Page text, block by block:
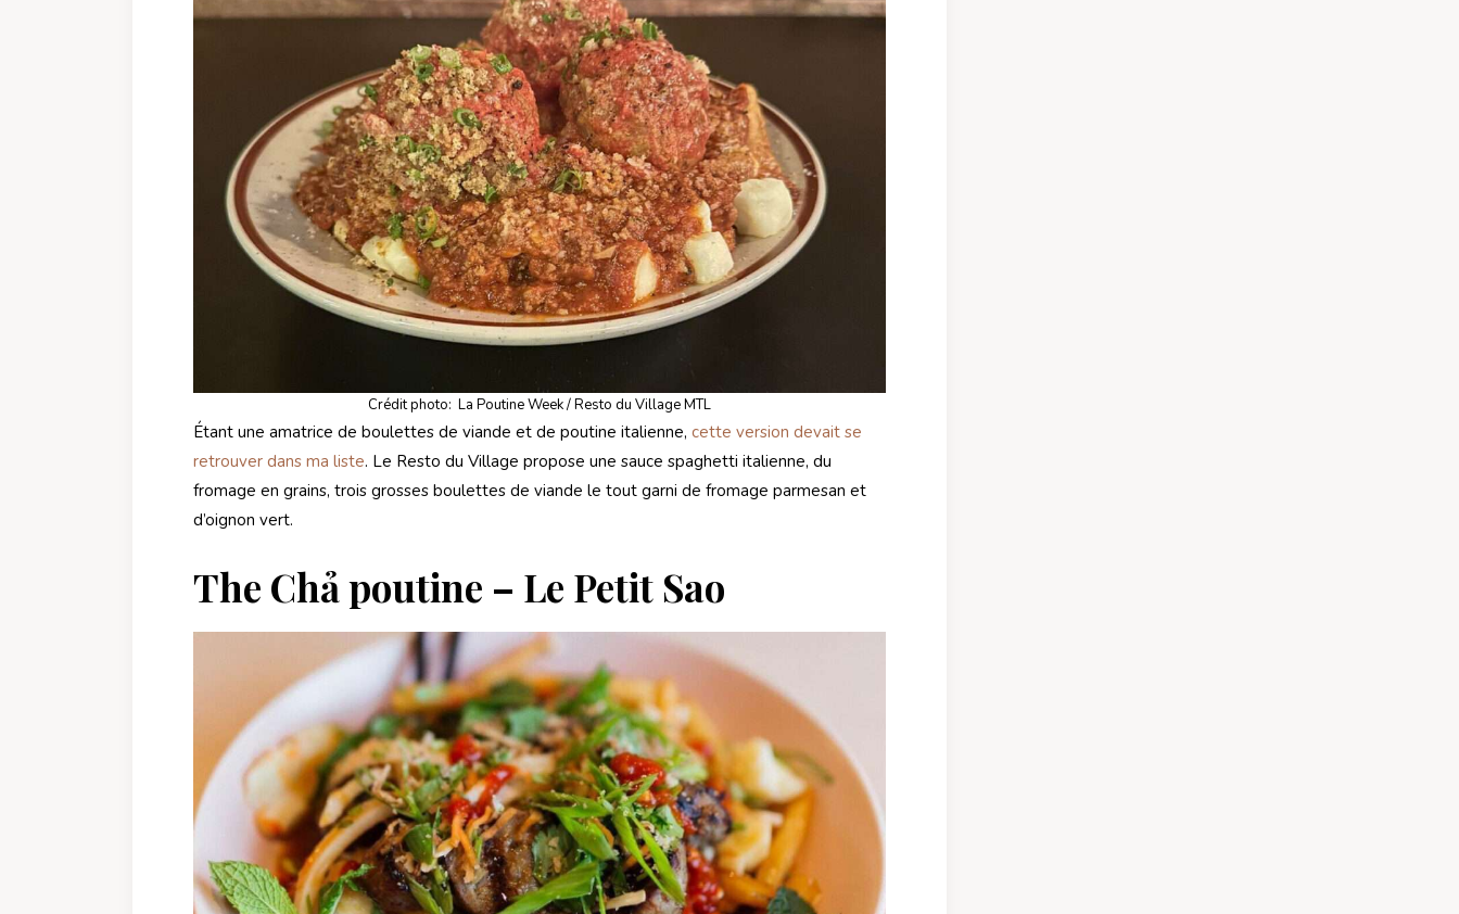
Crédit photo: La Poutine Week / Resto du Village MTL
Étant une amatrice de boulettes de viande et de poutine italienne, cette version devait se
retrouver dans ma liste. Le Resto du Village propose une sauce spaghetti italienne, du
fromage en grains, trois grosses boulettes de viande le tout garni de fromage parmesan et
d’oignon vert.
The Chả poutine – Le Petit Sao